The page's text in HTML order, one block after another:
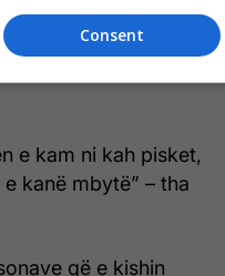
nga këta persona
e kam ni kah pisket,
kanë mbytë” – tha
që e kishin
Consent